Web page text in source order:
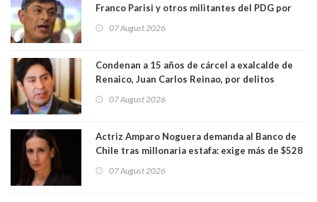
Franco Parisi y otros militantes del PDG por
07 August 2026
Condenan a 15 años de cárcel a exalcalde de
Renaico, Juan Carlos Reinao, por delitos
07 August 2026
Actriz Amparo Noguera demanda al Banco de
Chile tras millonaria estafa: exige más de $528
07 August 2026